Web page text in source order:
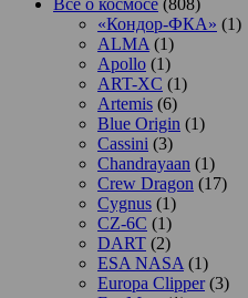
«Кондор-ФКА» (1)
ALMA (1)
Apollo (1)
ART-XC (1)
Artemis (6)
Blue Origin (1)
Cassini (3)
Chandrayaan (1)
Crew Dragon (17)
Cygnus (1)
CZ-6C (1)
DART (2)
ESA NASA (1)
Europa Clipper(3)